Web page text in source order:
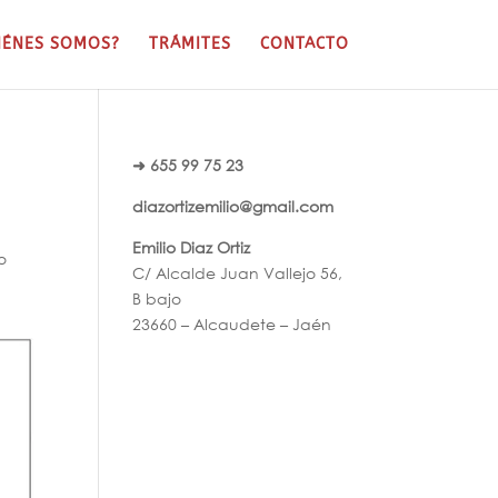
SOMOS? TRÁMITES CONTACTO
➜ 655 99 75 23
diazortizemilio@gmail.com
Emilio Diaz Ortiz
C/ Alcalde Juan Vallejo 56,
B bajo
23660 – Alcaudete – Jaén